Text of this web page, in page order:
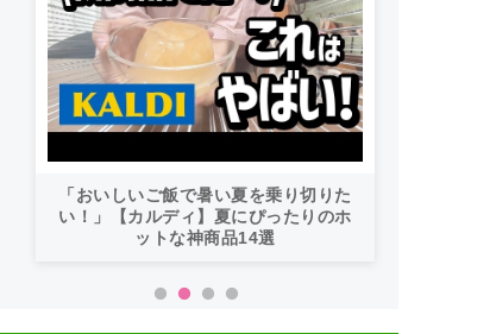
「おいしいご飯で暑い夏を乗り切りた
い！」【カルディ】夏にぴったりのホ
ットな神商品14選